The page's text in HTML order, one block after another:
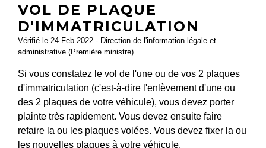
VOL DE PLAQUE
D'IMMATRICULATION
Vérifié le 24 Feb 2022 - Direction de l'information légale et
administrative (Première ministre)
Si vous constatez le vol de l'une ou de vos 2 plaques
d'immatriculation (c'est-à-dire l'enlèvement d'une ou
des 2 plaques de votre véhicule), vous devez porter
plainte très rapidement. Vous devez ensuite faire
refaire la ou les plaques volées. Vous devez fixer la ou
les nouvelles plaques à votre véhicule.